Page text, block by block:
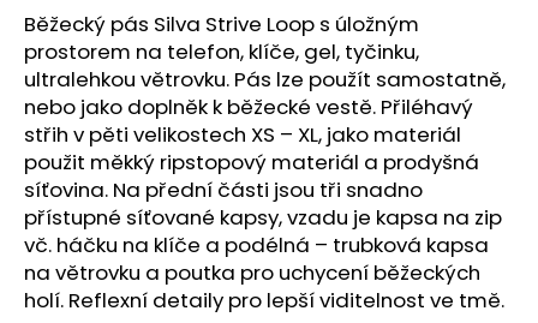
hvězdiček.
Běžecký pás Silva Strive Loop s úložným
prostorem na telefon, klíče, gel, tyčinku,
ultralehkou větrovku. Pás lze použít samostatně,
nebo jako doplněk k běžecké vestě. Přiléhavý
střih v pěti velikostech XS – XL, jako materiál
použit měkký ripstopový materiál a prodyšná
síťovina. Na přední části jsou tři snadno
přístupné síťované kapsy, vzadu je kapsa na zip
vč. háčku na klíče a podélná – trubková kapsa
na větrovku a poutka pro uchycení běžeckých
holí. Reflexní detaily pro lepší viditelnost ve tmě.
HLEDAT
D
o
p
o
r
u